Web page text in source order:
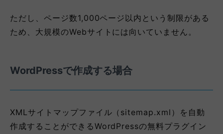
ただし、ページ数1,000ページ以内という制限がある
ため、大規模のWebサイトには向いていません。
WordPressで作成する場合
XMLサイトマップファイル（sitemap.xml）を自動
作成することができるWordPressの無料プラグイン